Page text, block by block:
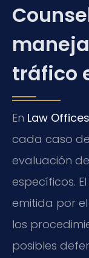
tráfico
En Law Offices
cada caso
evaluación
específicos.
emitida por el
los
posibles